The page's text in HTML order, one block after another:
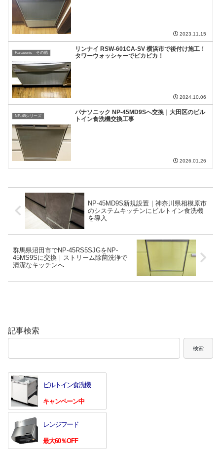
2023.11.15
Panasonic その他
リンナイ RSW-601CA-SV 横浜市で後付け施工！
タワーウォッシャーでピカピカ！
2024.10.06
NP-45シリーズ
パナソニック NP-45MD9Sへ交換｜大田区のビル
トイン食洗機交換工事
2026.01.26
NP-45MD9S新規設置｜神奈川県相模原市
のシステムキッチンにビルトイン食洗機
を導入
群馬県沼田市でNP-45RS5SJGをNP-
45MS9Sに交換｜ストリーム除菌洗浄で
清潔なキッチンへ
記事検索
検索
ビルトイン食洗機
キャンペーン中
レンジフード
最大60％OFF